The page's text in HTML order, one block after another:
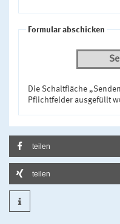
Formular abschicken
Die Schaltfläche
Pflichtfelder ausgefüllt
teilen
teilen